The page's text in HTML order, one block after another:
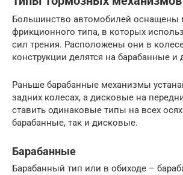
Большинство автомобилей оснащены
фрикционного типа, в которых
сил трения. Расположены они в
конструкции делятся на барабанные и
Раньше барабанные механизмы
задних колесах, а дисковые на
ставить одинаковые типы на всех
барабанные, так и дисковые.
Барабанные
Барабанный тип или в обиходе –